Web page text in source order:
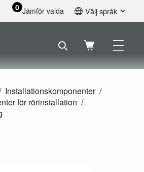
0 Jämför valda Välj språk
Svenska
Français
Nederlands
Deutsch
Installationskomponenter
för rörinstallation